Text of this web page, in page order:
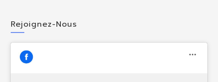
Rejoignez-Nous